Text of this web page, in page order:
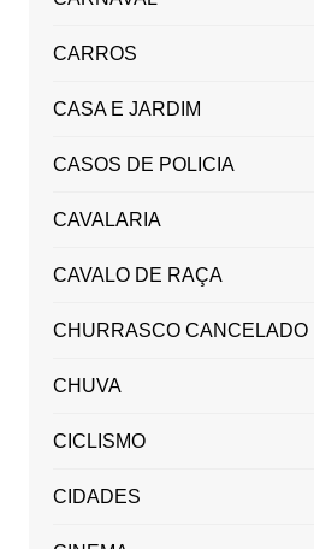
CARROS
CASA E JARDIM
CASOS DE POLICIA
CAVALARIA
CAVALO DE RAÇA
CHURRASCO CANCELADO
CHUVA
CICLISMO
CIDADES